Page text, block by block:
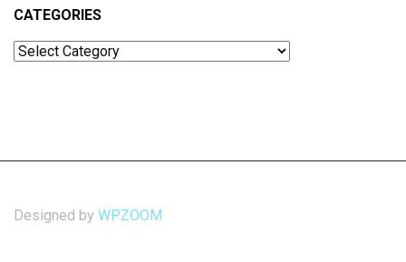
CATEGORIES
Categories
Designed by WPZOOM